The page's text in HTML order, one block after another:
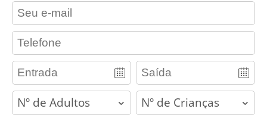
contact_email
contact_phone
adults children